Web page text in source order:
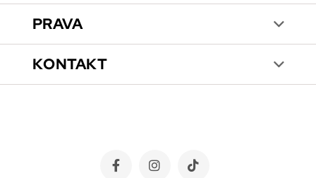
PRAVA
KONTAKT